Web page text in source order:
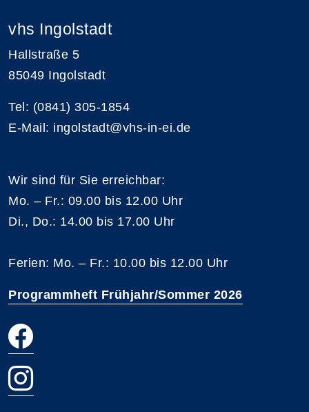
vhs Ingolstadt
Hallstraße 5
85049 Ingolstadt
Tel: (0841) 305-1854
E-Mail: ingolstadt@vhs-in-ei.de
Wir sind für Sie erreichbar:
Mo. – Fr.: 09.00 bis 12.00 Uhr
Di., Do.: 14.00 bis 17.00 Uhr
Ferien: Mo. – Fr.: 10.00 bis 12.00 Uhr
Programmheft Frühjahr/Sommer 2026